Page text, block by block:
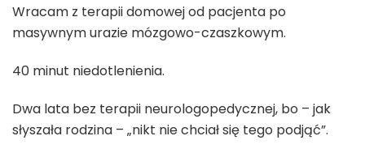
Wracam z terapii domowej od pacjenta po
masywnym urazie mózgowo-czaszkowym.
40 minut niedotlenienia.
Dwa lata bez terapii neurologopedycznej, bo – jak
słyszała rodzina – „nikt nie chciał się tego podjąć”.